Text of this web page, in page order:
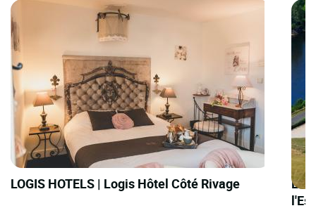
LOGIS HOTELS | Logis Hôtel Côté Rivage